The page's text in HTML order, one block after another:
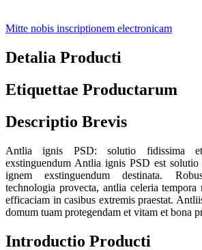
Mitte nobis inscriptionem electronicam
Detalia Producti
Etiquettae Productarum
Descriptio Brevis
Antlia ignis PSD: solutio fidissima
exstinguendum Antlia ignis PSD est
ignem exstinguendum destinata.
technologia provecta, antlia celeria tempora
efficaciam in casibus extremis praestat.
domum tuam protegendam et vitam et bona
Introductio Producti